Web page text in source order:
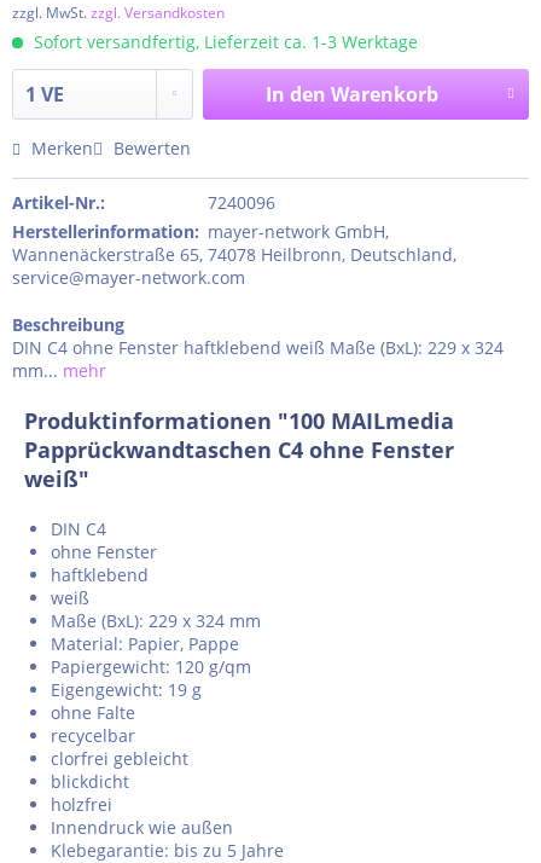
zzgl. MwSt.zzgl. Versandkosten
Sofort versandfertig, Lieferzeit ca. 1-3 Werktage
In den Warenkorb
Merken Bewerten
Artikel-Nr.:
7240096
Herstellerinformation: mayer-network GmbH,
Wannenäckerstraße 65, 74078 Heilbronn, Deutschland,
service@mayer-network.com
Beschreibung
DIN C4 ohne Fenster haftklebend weiß Maße (BxL): 229 x 324
mm... mehr
Produktinformationen "100 MAILmedia
Papprückwandtaschen C4 ohne Fenster
weiß"
DIN C4
ohne Fenster
haftklebend
weiß
Maße (BxL): 229 x 324 mm
Material: Papier, Pappe
Papiergewicht: 120 g/qm
Eigengewicht: 19 g
ohne Falte
recycelbar
clorfrei gebleicht
blickdicht
holzfrei
Innendruck wie außen
Klebegarantie: bis zu 5 Jahre